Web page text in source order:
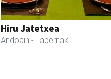
Hiru Jatetxea
Andoain - Tabernak